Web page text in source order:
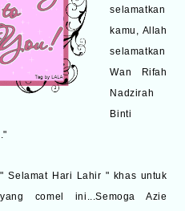
selamatkan
kamu, Allah
selamatkan
Wan Rifah
Nadzirah
Binti
Selamat Hari Lahir " khas untuk
comel ini...Semoga Azie